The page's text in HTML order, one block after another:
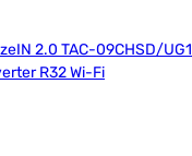
2.0 TAC-09CHSD/
R32 Wi-Fi